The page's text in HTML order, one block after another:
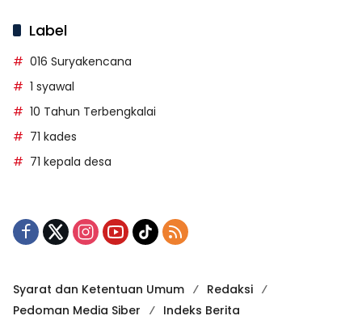
Label
016 Suryakencana
1 syawal
10 Tahun Terbengkalai
71 kades
71 kepala desa
Syarat dan Ketentuan Umum
Redaksi
Pedoman Media Siber
Indeks Berita